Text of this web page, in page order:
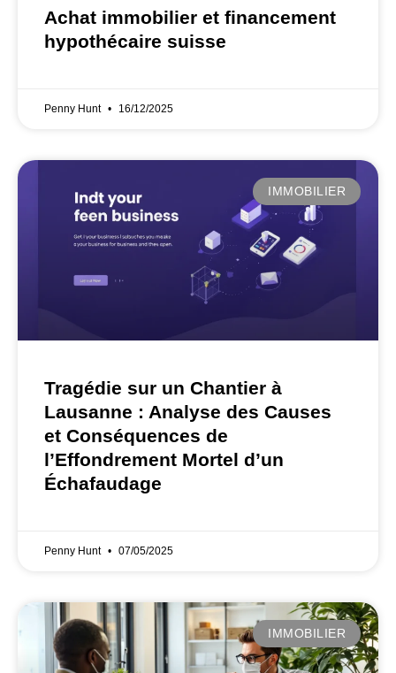
Achat immobilier et financement
hypothécaire suisse
Penny Hunt 16/12/2025
IMMOBILIER
Tragédie sur un Chantier à
Lausanne : Analyse des Causes
et Conséquences de
l’Effondrement Mortel d’un
Échafaudage
Penny Hunt 07/05/2025
IMMOBILIER